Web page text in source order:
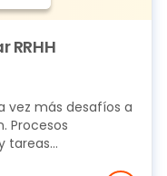
RRHH
vez más desafíos a
Procesos
tareas